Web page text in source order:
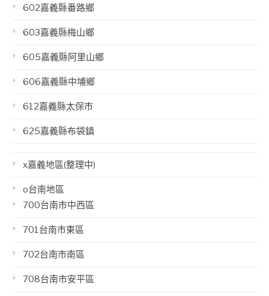
602嘉義縣番路鄉
603嘉義縣梅山鄉
605嘉義縣阿里山鄉
606嘉義縣中埔鄉
612嘉義縣太保市
625嘉義縣布袋鎮
x嘉義地區(整理中)
o台南地區
700台南市中西區
701台南市東區
702台南市南區
708台南市安平區